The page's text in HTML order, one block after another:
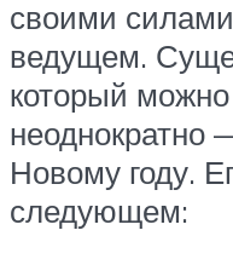
своими
ведущем.
который
неоднократно
Новому году.
следующем: